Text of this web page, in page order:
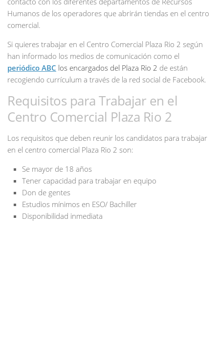
Humanos de los operadores que abrirán tiendas en el centro
comercial.
Si quieres trabajar en el Centro Comercial Plaza Rio 2 según
han informado los medios de comunicación como el
periódico ABC los encargados del Plaza Rio 2 de están
recogiendo currículum a través de la red social de Facebook.
Requisitos para Trabajar en el
Centro Comercial Plaza Rio 2
Los requisitos que deben reunir los candidatos para trabajar
en el centro comercial Plaza Rio 2 son:
Se mayor de 18 años
Tener capacidad para trabajar en equipo
Don de gentes
Estudios mínimos en ESO/ Bachiller
Disponibilidad inmediata